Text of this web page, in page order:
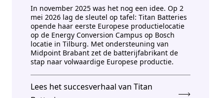
In november 2025 was het nog een idee. Op 2
mei 2026 lag de sleutel op tafel: Titan Batteries
opende haar eerste Europese productielocatie
op de Energy Conversion Campus op Bosch
locatie in Tilburg. Met ondersteuning van
Midpoint Brabant zet de batterijfabrikant de
stap naar volwaardige Europese productie.
Lees het succesverhaal van Titan